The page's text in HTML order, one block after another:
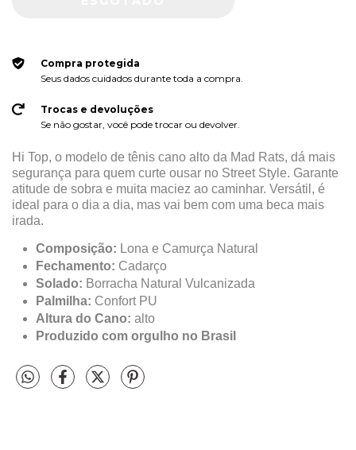
Compra protegida
Seus dados cuidados durante toda a compra.
Trocas e devoluções
Se não gostar, você pode trocar ou devolver.
Hi Top, o modelo de tênis cano alto da Mad Rats, dá mais
segurança para quem curte ousar no Street Style. Garante
atitude de sobra e muita maciez ao caminhar. Versátil, é
ideal para o dia a dia, mas vai bem com uma beca mais
irada.
Composição: Lona e Camurça Natural
Fechamento: Cadarço
Solado: Borracha Natural Vulcanizada
Palmilha: Confort PU
Altura do Cano: alto
Produzido com orgulho no Brasil